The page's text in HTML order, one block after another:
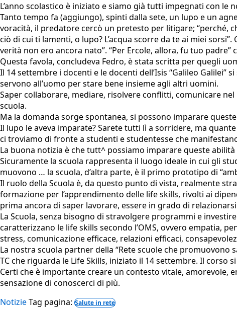
L’anno scolastico è iniziato e siamo già tutti impegnati con
Tanto tempo fa (aggiungo), spinti dalla sete, un lupo e un
voracità, il predatore cercò un pretesto per litigare; “perché,
ciò di cui ti lamenti, o lupo? L’acqua scorre da te ai miei
verità non ero ancora nato”. “Per Ercole, allora, fu tuo
Questa favola, concludeva Fedro, è stata scritta per quegli
Il 14 settembre i docenti e le docenti dell’Isis “Galileo
servono all’uomo per stare bene insieme agli altri uomini.
Saper collaborare, mediare, risolvere conflitti, comunicare
scuola.
Ma la domanda sorge spontanea, si possono imparare
Il lupo le aveva imparate? Sarete tutti lì a sorridere, ma
ci troviamo di fronte a studenti e studentesse che
La buona notizia è che tutt^ possiamo imparare queste
Sicuramente la scuola rappresenta il luogo ideale in cui gli
muovono … la scuola, d’altra parte, è il primo prototipo di
Il ruolo della Scuola è, da questo punto di vista, realmente
formazione per l’apprendimento delle life skills, rivolti ai
prima ancora di saper lavorare, essere in grado di
La Scuola, senza bisogno di stravolgere programmi e
caratterizzano le life skills secondo l’OMS, ovvero empatia,
stress, comunicazione efficace, relazioni efficaci,
La nostra scuola partner della “Rete scuole che promuovono
TC che riguarda le Life Skills, iniziato il 14 settembre. Il
Certi che è importante creare un contesto vitale,
sensazione di conoscerci di più.
NotizieTag pagina: Salute in rete